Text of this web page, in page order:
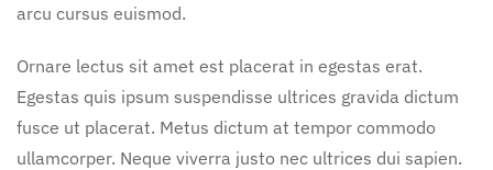
arcu cursus euismod.
Ornare lectus sit amet est placerat in egestas erat.
Egestas quis ipsum suspendisse ultrices gravida dictum
fusce ut placerat. Metus dictum at tempor commodo
ullamcorper. Neque viverra justo nec ultrices dui sapien.